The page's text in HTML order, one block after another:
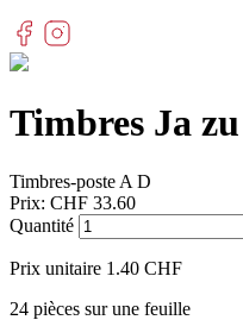
Timbres Ja
Timbres-poste A D
Prix: CHF 33.60
Quantité
Prix unitaire 1.40 CHF
24 pièces sur une feuille